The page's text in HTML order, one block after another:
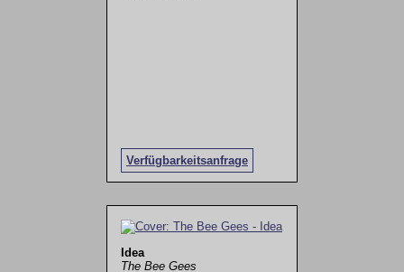
Verfügbarkeitsanfrage
Idea
The Bee Gees